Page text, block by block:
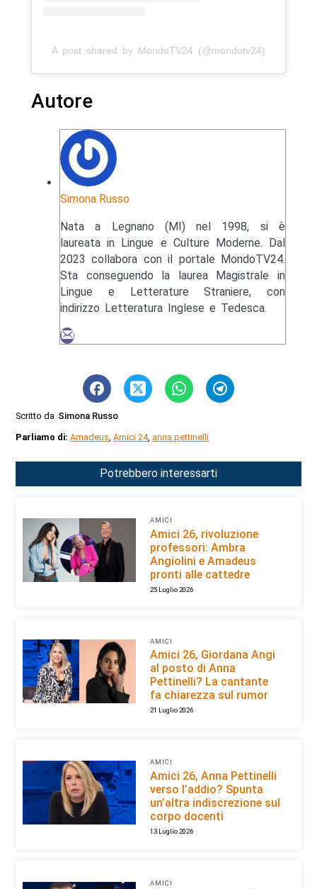
A post shared by MondoTV24 (@mondotv24)
Autore
Simona Russo
Nata a Legnano (MI) nel 1998, si è
laureata in Lingue e Culture Moderne. Dal
2023 collabora con il portale MondoTV24.
Sta conseguendo la laurea Magistrale in
Lingue e Letterature Straniere, con
indirizzo Letteratura Inglese e Tedesca.
Scritto da Simona Russo
Parliamo di:Amadeus,Amici 24, anna pettinelli
Potrebbero interessarti
AMICI
Amici 26, rivoluzione
professori: Ambra
Angiolini e Amadeus
pronti alle cattedre
25 Luglio 2026
AMICI
Amici 26, Giordana Angi
al posto di Anna
Pettinelli? La cantante
fa chiarezza sul rumor
21 Luglio 2026
AMICI
Amici 26, Anna Pettinelli
verso l’addio? Spunta
un’altra indiscrezione sul
corpo docenti
13 Luglio 2026
AMICI